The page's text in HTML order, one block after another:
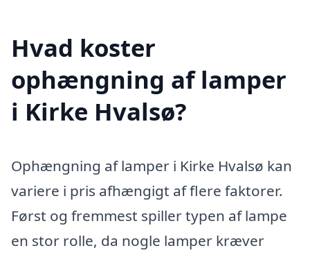
Hvad koster
ophængning af lamper
i Kirke Hvalsø?
Ophængning af lamper i Kirke Hvalsø kan
variere i pris afhængigt af flere faktorer.
Først og fremmest spiller typen af lampe
en stor rolle, da nogle lamper kræver